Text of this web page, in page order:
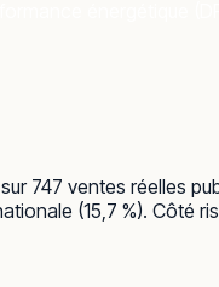
747 ventes réelles
(15,7 %). Côté